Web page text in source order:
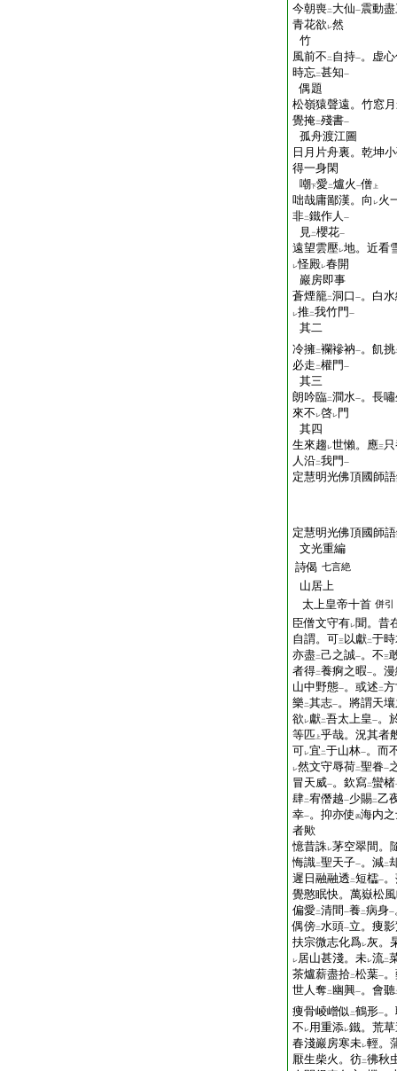
今朝喪二 大仙一震動
青花欲 レ然
竹
風前不 二 自持一。虚
時忘二甚知一
偶題
松嶺猿聲遠。竹窓
覺掩二殘書一
孤舟渡江圖
日月片舟裏。乾坤
得一身閑
嘲下愛二爐火 一僧 上
咄哉庸鄙漢。向 レ火
非二鐵作人 一
見二櫻花一
遠望雲壓レ地。近看
レ怪殿レ春開
巖房即事
蒼煙籠二洞口 一。白
レ推二我竹門 一
其二
冷擁二襴襂衲一。飢挑
必走 二權門 一
其三
朗吟臨二澗水一。長
來不 レ啓レ 門
其四
生來趨 レ世懶。應三
人沿二我門 一
定慧明光佛頂國師
定慧明光佛頂國師
文光重編
詩偈 七言絶
山居上
太上皇帝十首 併引
臣僧文守有レ聞。昔
自謂。可三 以獻二于
亦盡二己之誠一。不三
者得二養痾之暇一。
山中野態一。或述 二
樂二其志一。將謂天
欲 レ獻二吾太上皇一。
等匹 上乎哉。況其者
可レ宜 二于山林一。而
レ然文守辱荷二聖眷一
冒天威一。欽寫二蠻楮
肆二宥僭越一少賜二乙
幸一。抑亦使 四海内
者歟
憶昔誅レ茅空翠間。
悔識二聖天子一。減二
遲日融融透 二短櫺一
覺憨眠快。萬嶽松
偏愛二清間 一養二病身一
偶傍二水頭一立。痩
扶宗微志化爲レ灰。
レ居山甚淺。未レ流二
茶爐薪盡拾二松葉一
世人奪 二 幽興一。會聽
痩骨崚嶒似 二鶴形一
不 レ用重添レ鐵。荒
春淺巖房寒未レ輕。
厭生柴火。彷二彿秋